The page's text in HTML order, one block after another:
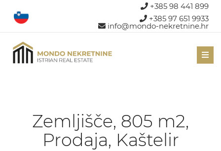
+385 98 441 899
+385 97 651 9933
info@mondo-nekretnine.hr
Zemljišče, 805 m2,
Prodaja, Kaštelir